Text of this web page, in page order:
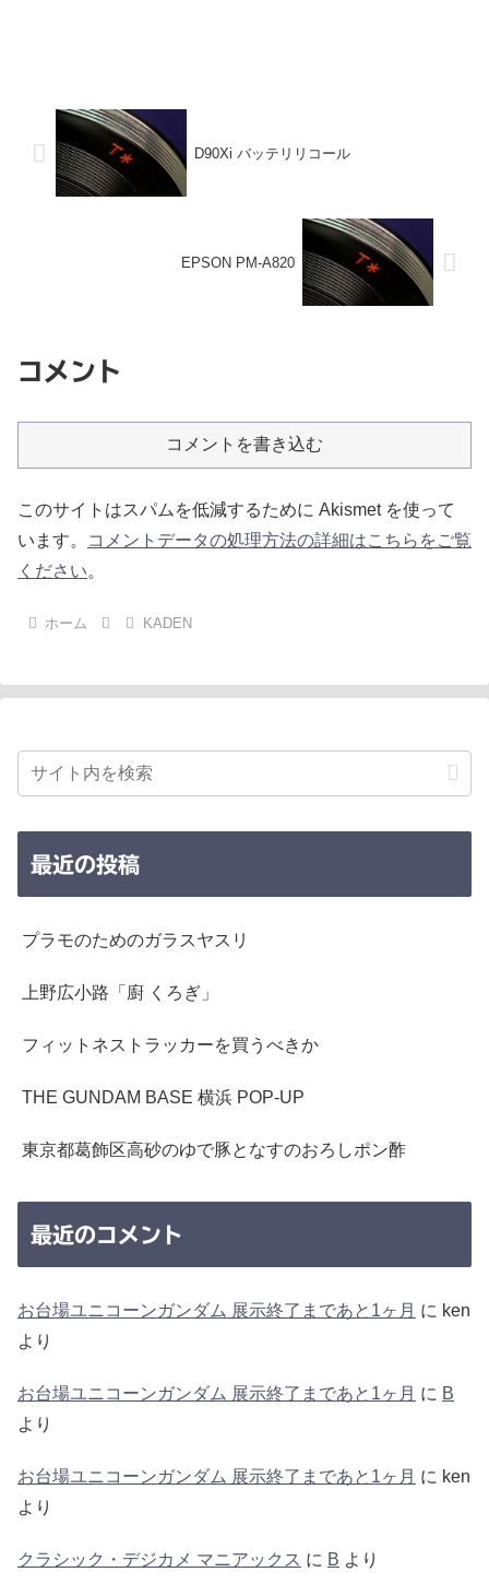
D90Xi バッテリリコール
EPSON PM-A820
コメント
コメントを書き込む
このサイトはスパムを低減するために Akismet を使って
います。
コメントデータの処理方法の詳細はこちらをご覧
ください。
ホーム KADEN
最近の投稿
プラモのためのガラスヤスリ
上野広小路「廚 くろぎ」
フィットネストラッカーを買うべきか
THE GUNDAM BASE 横浜 POP-UP
東京都葛飾区高砂のゆで豚となすのおろしポン酢
最近のコメント
お台場ユニコーンガンダム 展示終了まであと1ヶ月 に ken
より
お台場ユニコーンガンダム 展示終了まであと1ヶ月 に B
より
お台場ユニコーンガンダム 展示終了まであと1ヶ月 に ken
より
クラシック・デジカメ マニアックス に B より